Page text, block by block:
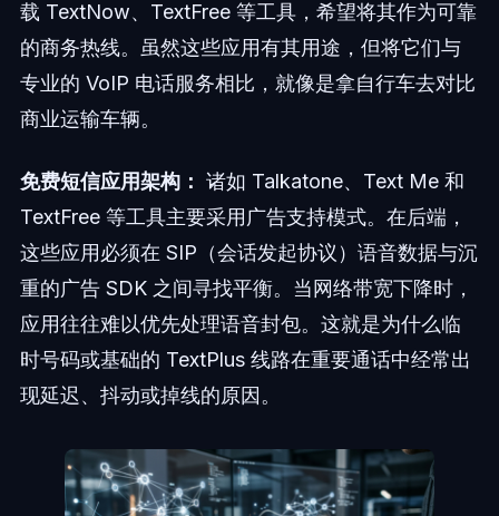
载 TextNow、TextFree 等工具，希望将其作为可靠
的商务热线。虽然这些应用有其用途，但将它们与
专业的 VoIP 电话服务相比，就像是拿自行车去对比
商业运输车辆。
免费短信应用架构： 诸如 Talkatone、Text Me 和
TextFree 等工具主要采用广告支持模式。在后端，
这些应用必须在 SIP（会话发起协议）语音数据与沉
重的广告 SDK 之间寻找平衡。当网络带宽下降时，
应用往往难以优先处理语音封包。这就是为什么临
时号码或基础的 TextPlus 线路在重要通话中经常出
现延迟、抖动或掉线的原因。